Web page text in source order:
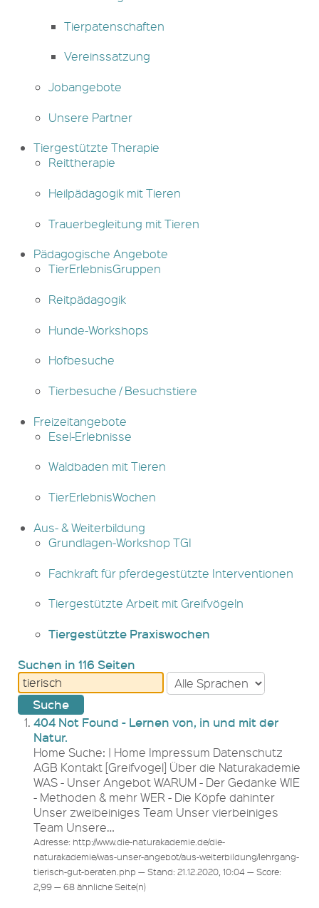
Tierpatenschaften
Vereinssatzung
Jobangebote
Unsere Partner
Tiergestützte Therapie
Reittherapie
Heilpädagogik mit Tieren
Trauerbegleitung mit Tieren
Pädagogische Angebote
TierErlebnisGruppen
Reitpädagogik
Hunde-Workshops
Hofbesuche
Tierbesuche / Besuchstiere
Freizeitangebote
Esel-Erlebnisse
Waldbaden mit Tieren
TierErlebnisWochen
Aus- & Weiterbildung
Grundlagen-Workshop TGI
Fachkraft für pferdegestützte Interventionen
Tiergestützte Arbeit mit Greifvögeln
Tiergestützte Praxiswochen
Suchen in 116 Seiten
404 Not Found - Lernen von, in und mit der
Natur.
Home Suche: | Home Impressum Datenschutz
AGB Kontakt [Greifvogel] Über die Naturakademie
WAS - Unser Angebot WARUM - Der Gedanke WIE
- Methoden & mehr WER - Die Köpfe dahinter
Unser zweibeiniges Team Unser vierbeiniges
Team Unsere…
Adresse: http://www.die-naturakademie.de/die-
naturakademie/was-unser-angebot/aus-weiterbildung/lehrgang-
tierisch-gut-beraten.php — Stand: 21.12.2020, 10:04 — Score:
2,99 — 68 ähnliche Seite(n)